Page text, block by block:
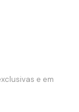
e em